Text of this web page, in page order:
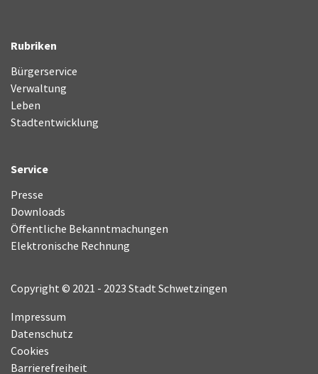
Rubriken
Bürgerservice
Verwaltung
Leben
Stadtentwicklung
Service
Presse
Downloads
Öffentliche Bekanntmachungen
Elektronische Rechnung
Copyright © 2021 - 2023 Stadt Schwetzingen
Impressum
Datenschutz
Cookies
Barrierefreiheit